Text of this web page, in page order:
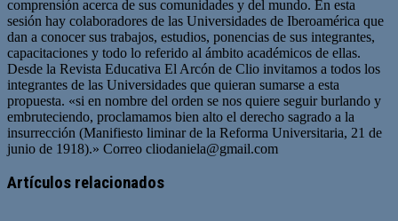
comprensión acerca de sus comunidades y del mundo. En esta
sesión hay colaboradores de las Universidades de Iberoamérica que
dan a conocer sus trabajos, estudios, ponencias de sus integrantes,
capacitaciones y todo lo referido al ámbito académicos de ellas.
Desde la Revista Educativa El Arcón de Clio invitamos a todos los
integrantes de las Universidades que quieran sumarse a esta
propuesta. «si en nombre del orden se nos quiere seguir burlando y
embruteciendo, proclamamos bien alto el derecho sagrado a la
insurrección (Manifiesto liminar de la Reforma Universitaria, 21 de
junio de 1918).» Correo cliodaniela@gmail.com
Artículos relacionados